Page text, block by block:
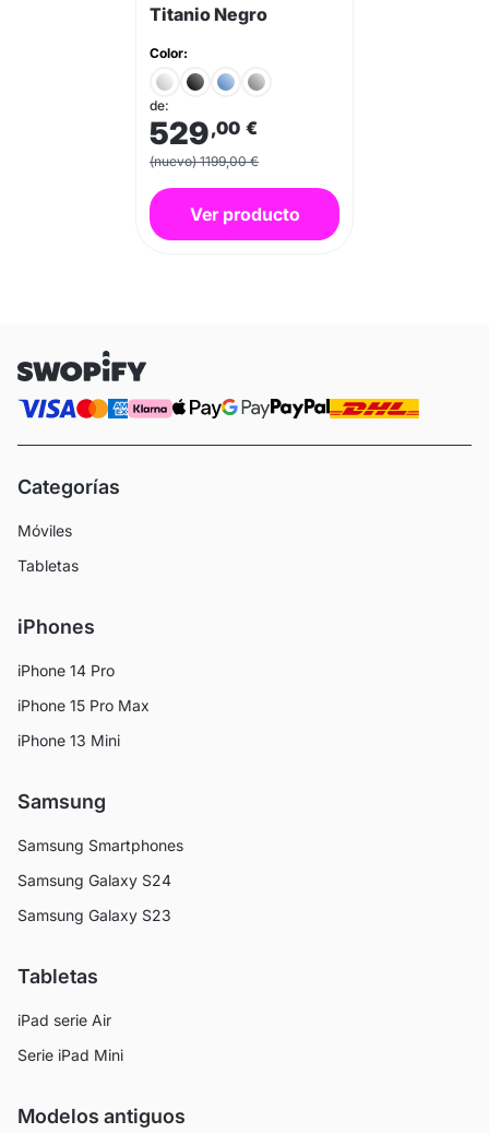
Titanio Negro
Color:
de:
529,00 €
(nuevo) 1199,00 €
Ver producto
Categorías
Móviles
Tabletas
iPhones
iPhone 14 Pro
iPhone 15 Pro Max
iPhone 13 Mini
Samsung
Samsung Smartphones
Samsung Galaxy S24
Samsung Galaxy S23
Tabletas
iPad serie Air
Serie iPad Mini
Modelos antiguos